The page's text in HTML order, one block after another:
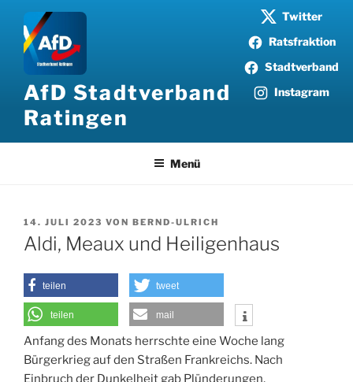
Twitter
Ratsfraktion
Stadtverband
Instagram
Inhalt
springen
AfD Stadtverband
Ratingen
Menü
VERÖFFENTLICHT
AM
14. JULI 2023 VON BERND-ULRICH
Aldi, Meaux und Heiligenhaus
teilen tweet
teilen mail
Anfang des Monats herrschte eine Woche lang
Bürgerkrieg auf den Straßen Frankreichs. Nach
Einbruch der Dunkelheit gab Plünderungen,